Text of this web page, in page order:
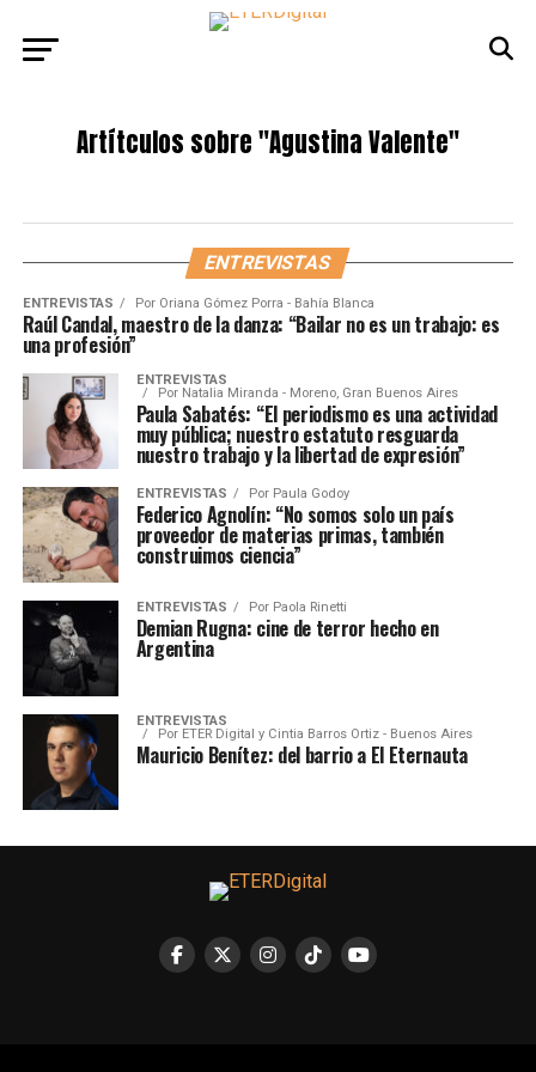
Artítculos sobre"Agustina Valente"
ENTREVISTAS
ENTREVISTAS Por Oriana Gómez Porra - Bahía Blanca
Raúl Candal, maestro de la danza: “Bailar no es un trabajo: es
una profesión”
ENTREVISTAS
Por Natalia Miranda - Moreno, Gran Buenos Aires
Paula Sabatés: “El periodismo es una actividad
muy pública; nuestro estatuto resguarda
nuestro trabajo y la libertad de expresión”
ENTREVISTAS Por Paula Godoy
Federico Agnolín: “No somos solo un país
proveedor de materias primas, también
construimos ciencia”
ENTREVISTAS Por Paola Rinetti
Demian Rugna: cine de terror hecho en
Argentina
ENTREVISTAS
Por ETER Digital y Cintia Barros Ortiz - Buenos Aires
Mauricio Benítez: del barrio a El Eternauta